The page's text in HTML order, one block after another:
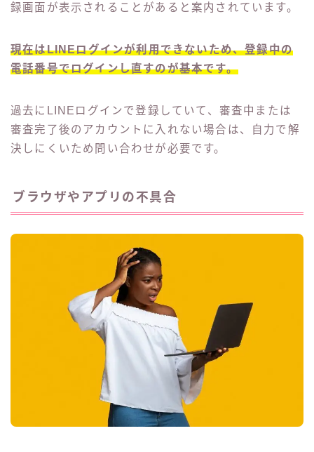
録画面が表示されることがあると案内されています。
現在はLINEログインが利用できないため、登録中の
電話番号でログインし直すのが基本です。
過去にLINEログインで登録していて、審査中または
審査完了後のアカウントに入れない場合は、自力で解
決しにくいため問い合わせが必要です。
ブラウザやアプリの不具合